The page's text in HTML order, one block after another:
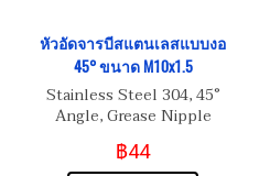
หัวอัดจารบีสแตนเลสแบบงอ
45° ขนาด M10x1.5
Stainless Steel 304, 45°
Angle, Grease Nipple
M10x1.5
฿44